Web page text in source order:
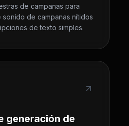
de campanas para
de campanas nítidos
de texto simples.
generación de